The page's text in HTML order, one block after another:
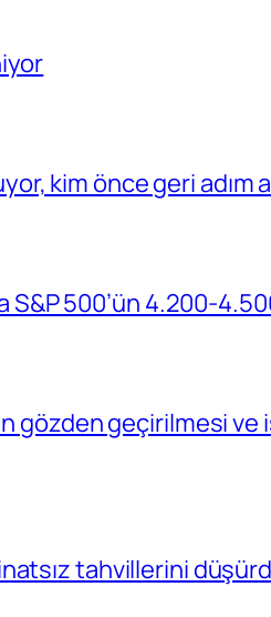
kim önce geri adım
500’ün 4.200-
gözden geçirilmesi
tahvillerini